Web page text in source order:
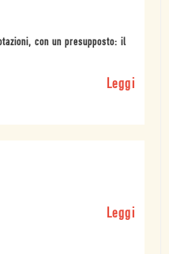
con un presupposto: il
Leggi
Leggi